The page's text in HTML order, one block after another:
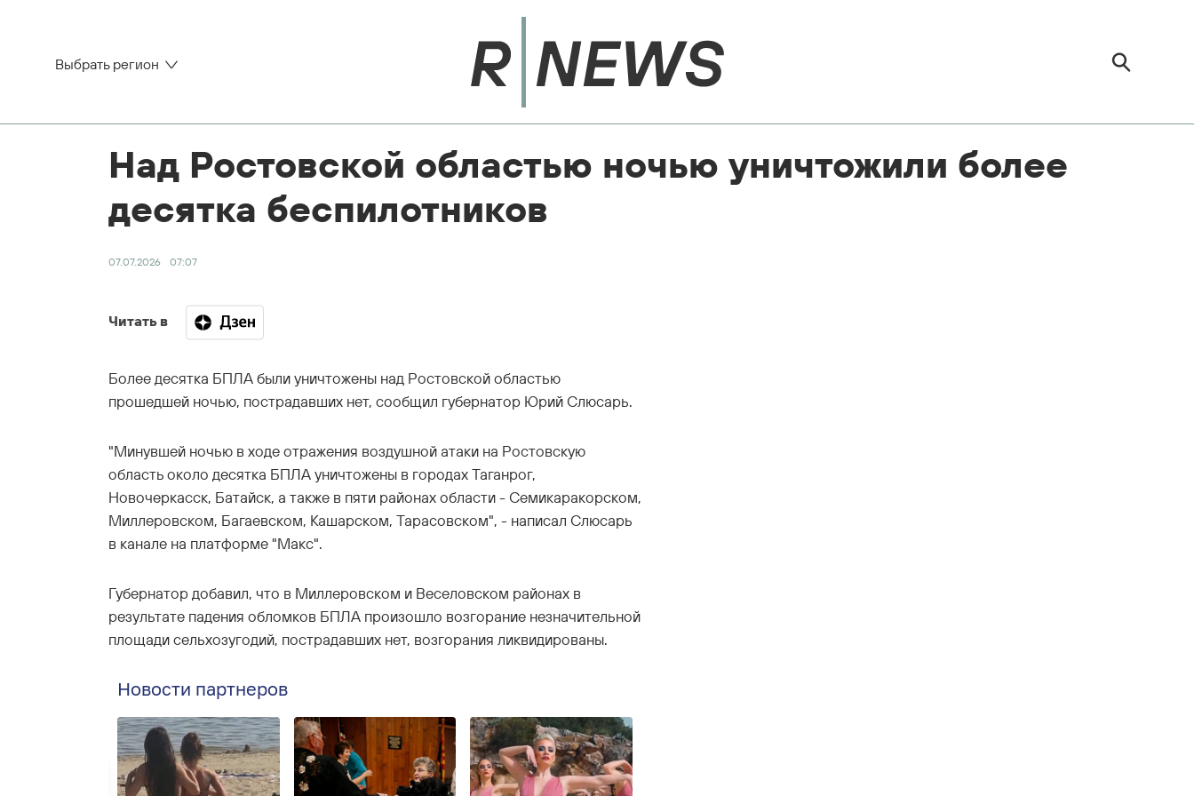
Выбрать регион
Над Ростовской областью ночью уничтожили более
десятка беспилотников
07.07.2026 07:07
Читать в
Более десятка БПЛА были уничтожены над Ростовской областью
прошедшей ночью, пострадавших нет, сообщил губернатор Юрий Слюсарь.
"Минувшей ночью в ходе отражения воздушной атаки на Ростовскую
область около десятка БПЛА уничтожены в городах Таганрог,
Новочеркасск, Батайск, а также в пяти районах области - Семикаракорском,
Миллеровском, Багаевском, Кашарском, Тарасовском", - написал Слюсарь
в канале на платформе "Макс".
Губернатор добавил, что в Миллеровском и Веселовском районах в
результате падения обломков БПЛА произошло возгорание незначительной
площади сельхозугодий, пострадавших нет, возгорания ликвидированы.
Новости партнеров